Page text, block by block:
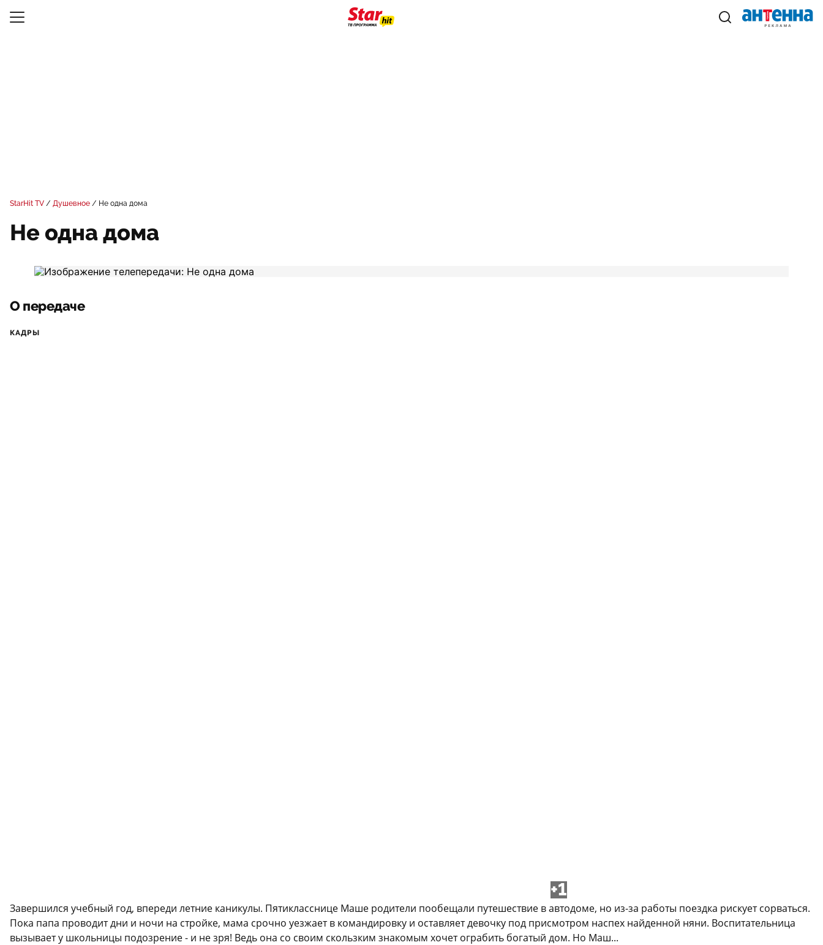
StarHit TV Душевное Не одна дома
Не одна дома
О передаче
КАДРЫ
+1
Завершился учебный год, впереди летние каникулы. Пятикласснице Маше родители пообещали путешествие в автодоме, но из-за работы поездка рискует сорваться.
Пока папа проводит дни и ночи на стройке, мама срочно уезжает в командировку и оставляет девочку под присмотром наспех найденной няни. Воспитательница
вызывает у школьницы подозрение - и не зря! Ведь она со своим скользким знакомым хочет ограбить богатый дом. Но Маш...